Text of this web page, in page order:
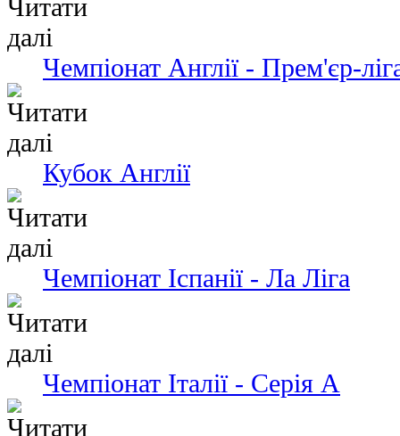
Чемпіонат Англії - Прем'єр-
Кубок Англії
Чемпiонат Іспанії - Ла Ліга
Чемпіонат Італії - Серія А